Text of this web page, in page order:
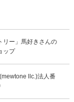
リー」馬好きさんの
ップ
llc.)法人番